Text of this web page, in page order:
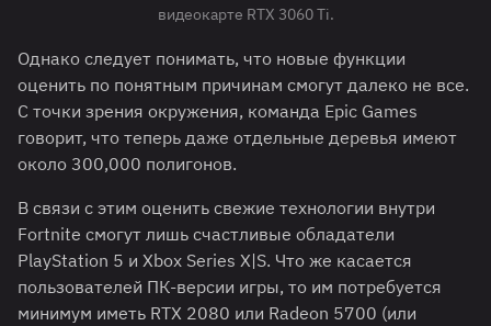
видеокарте RTX 3060 Ti.
Однако следует понимать, что новые функции
оценить по понятным причинам смогут далеко не все.
С точки зрения окружения, команда Epic Games
говорит, что теперь даже отдельные деревья имеют
около 300,000 полигонов.
В связи с этим оценить свежие технологии внутри
Fortnite смогут лишь счастливые обладатели
PlayStation 5 и Xbox Series X|S. Что же касается
пользователей ПК-версии игры, то им потребуется
минимум иметь RTX 2080 или Radeon 5700 (или